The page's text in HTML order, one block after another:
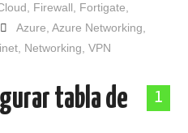
Firewall Fortigate
Azure Azure Networking
Networking ,VPN
1
tabla de